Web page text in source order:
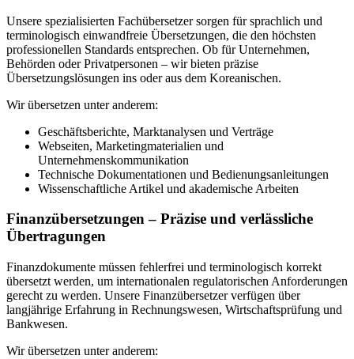
Unsere spezialisierten Fachübersetzer sorgen für sprachlich und
terminologisch einwandfreie Übersetzungen, die den höchsten
professionellen Standards entsprechen. Ob für Unternehmen,
Behörden oder Privatpersonen – wir bieten präzise
Übersetzungslösungen ins oder aus dem Koreanischen.
Wir übersetzen unter anderem:
Geschäftsberichte, Marktanalysen und Verträge
Webseiten, Marketingmaterialien und
Unternehmenskommunikation
Technische Dokumentationen und Bedienungsanleitungen
Wissenschaftliche Artikel und akademische Arbeiten
Finanzübersetzungen – Präzise und verlässliche
Übertragungen
Finanzdokumente müssen fehlerfrei und terminologisch korrekt
übersetzt werden, um internationalen regulatorischen Anforderungen
gerecht zu werden. Unsere Finanzübersetzer verfügen über
langjährige Erfahrung in Rechnungswesen, Wirtschaftsprüfung und
Bankwesen.
Wir übersetzen unter anderem: